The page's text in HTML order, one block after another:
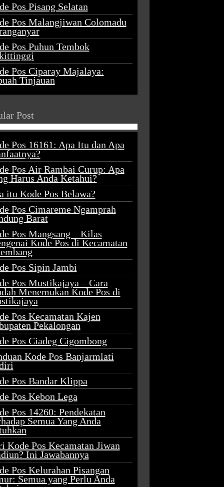
Pos Pisang Selatan
Pos Malangjiwan Colomadu
Pos Puhun Tembok
Pos Ciparay Majalaya:
Tinjauan
Post
Pos 16161: Apa Itu dan Apa
Pos Air Rambai Curup: Apa
Harus Anda Ketahui?
itu Kode Pos Belawa?
Pos Cimareme Ngamprah
Barat
Pos Mangsang – Kilas
Kode Pos di Kecamatan
Pos Sipin Jambi
Pos Mustikajaya – Cara
Menemukan Kode Pos di
Pos Kecamatan Kajen
Pekalongan
Pos Ciadeg Cigombong
Kode Pos Banjarmlati
Pos Bandar Klippa
Pos Kebon Lega
Pos 14260: Pendekatan
Semua Yang Anda
Kode Pos Kecamatan Jiwan
Ini Jawabannya
Pos Kelurahan Pisangan
Semua yang Perlu Anda